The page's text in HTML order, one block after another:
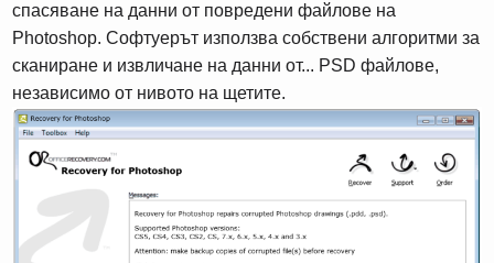
спасяване на данни от повредени файлове на
Photoshop. Софтуерът използва собствени алгоритми за
сканиране и извличане на данни от... PSD файлове,
независимо от нивото на щетите.